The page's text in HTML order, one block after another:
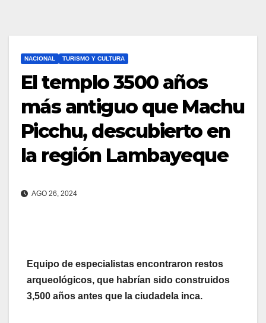
NACIONAL TURISMO Y CULTURA
El templo 3500 años
más antiguo que Machu
Picchu, descubierto en
la región Lambayeque
AGO 26, 2024
Equipo de especialistas encontraron restos
arqueológicos, que habrían sido construidos
3,500 años antes que la ciudadela inca.